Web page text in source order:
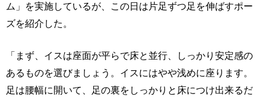
ム」を実施しているが、この日は片足ずつ足を伸ばすポー
ズを紹介した。
「まず、イスは座面が平らで床と並行、しっかり安定感の
あるものを選びましょう。イスにはやや浅めに座ります。
足は腰幅に開いて、足の裏をしっかりと床につけ出来るだ